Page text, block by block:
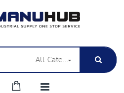
All Categories